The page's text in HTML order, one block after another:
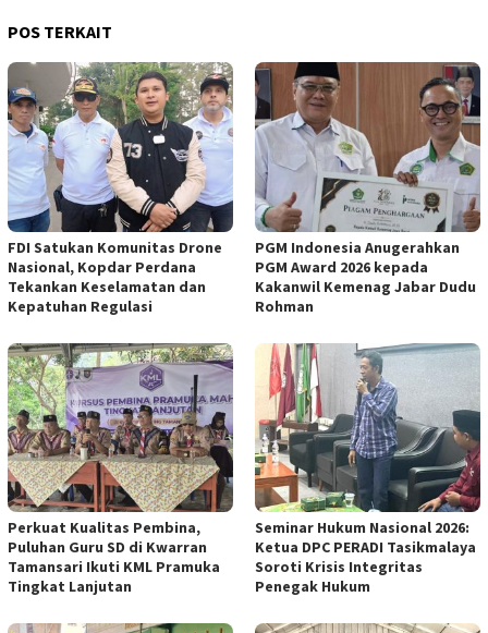
POS TERKAIT
FDI Satukan Komunitas Drone
Nasional, Kopdar Perdana
Tekankan Keselamatan dan
Kepatuhan Regulasi
PGM Indonesia Anugerahkan
PGM Award 2026 kepada
Kakanwil Kemenag Jabar Dudu
Rohman
Perkuat Kualitas Pembina,
Puluhan Guru SD di Kwarran
Tamansari Ikuti KML Pramuka
Tingkat Lanjutan
Seminar Hukum Nasional 2026:
Ketua DPC PERADI Tasikmalaya
Soroti Krisis Integritas
Penegak Hukum